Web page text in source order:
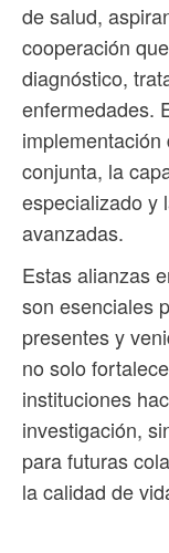
de salud,
cooperación
diagnóstico,
enfermedades.
conjunta, la
especializado y
avanzadas.
Estas alianzas
son esenciales
presentes y
no solo
instituciones
investigación,
para futuras
la calidad de